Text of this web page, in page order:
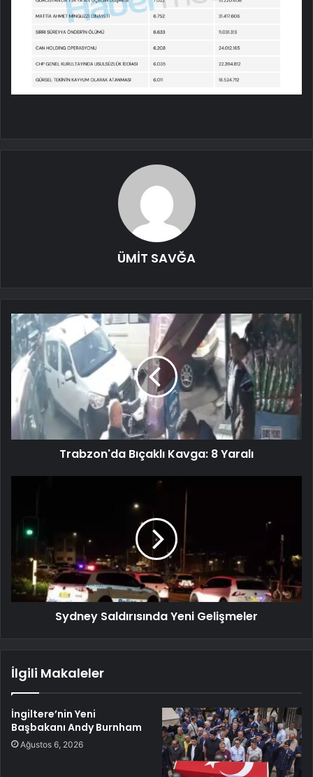
ÜMİT SAVĞA
Trabzon'da Bıçaklı Kavga: 8 Yaralı
Sydney Saldırısında Yeni Gelişmeler
İlgili Makaleler
İngiltere’nin Yeni
Başbakanı Andy Burnham
Ağustos 6, 2026